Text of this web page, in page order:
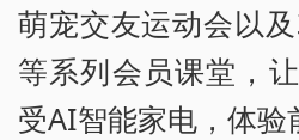
萌宠交友运动会以
等系列会员课堂，
受AI智能家电，体验